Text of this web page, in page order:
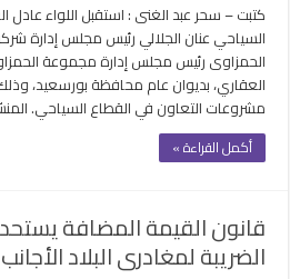
كتبت – سحر عبد الغنى : استقبل اللواء عادل
السياحي عنان الجلالي رئيس مجلس إدارة
الحمزاوى رئيس مجلس إدارة مجموعة
العقاري، بديوان عام محافظة بورسعيد،
مشروعات التعاون في القطاع السياحي.
أكمل القراءة »
قانون القيمة المضافة
الضريبة لمغادرى البلاد الأجانب